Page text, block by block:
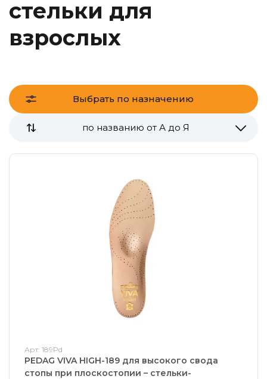
стельки для
взрослых
Выбрать по назначению
по названию от А до Я
Арт: 189Pd
PEDAG VIVA HIGH-189 для высокого свода
стопы при плоскостопии – стельки-